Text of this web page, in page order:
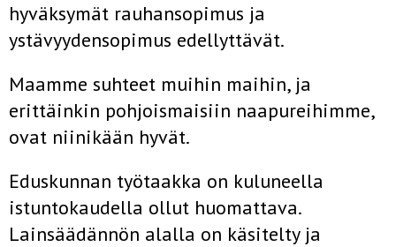
hyväksymät rauhansopimus ja
ystävyydensopimus edellyttävät.
Maamme suhteet muihin maihin, ja
erittäinkin pohjoismaisiin naapureihimme,
ovat niinikään hyvät.
Eduskunnan työtaakka on kuluneella
istuntokaudella ollut huomattava.
Lainsäädännön alalla on käsitelty ja